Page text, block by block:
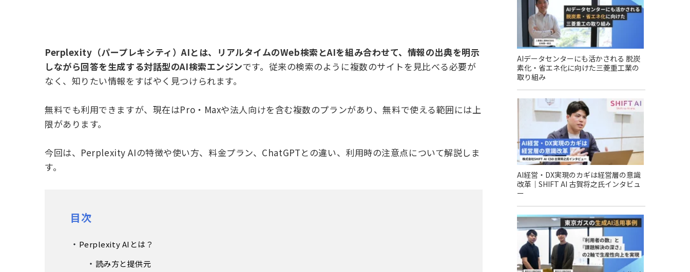
Perplexity（パープレキシティ）AIとは、リアルタイムのWeb検索とAIを組み合わせて、情報の出典を明示
しながら回答を生成する対話型のAI検索エンジンです。従来の検索のように複数のサイトを見比べる必要が
なく、知りたい情報をすばやく見つけられます。
無料でも利用できますが、現在はPro・Maxや法人向けを含む複数のプランがあり、無料で使える範囲には上
限があります。
今回は、Perplexity AIの特徴や使い方、料金プラン、ChatGPTとの違い、利用時の注意点について解説しま
す。
目次
Perplexity AIとは？
読み方と提供元
AIデータセンターにも活かされる 脱炭
素化・省エネ化に向けた三菱重工業の
取り組み
AI経営・DX実現のカギは経営層の意識
改革｜SHIFT AI 古賀将之氏インタビュ
ー